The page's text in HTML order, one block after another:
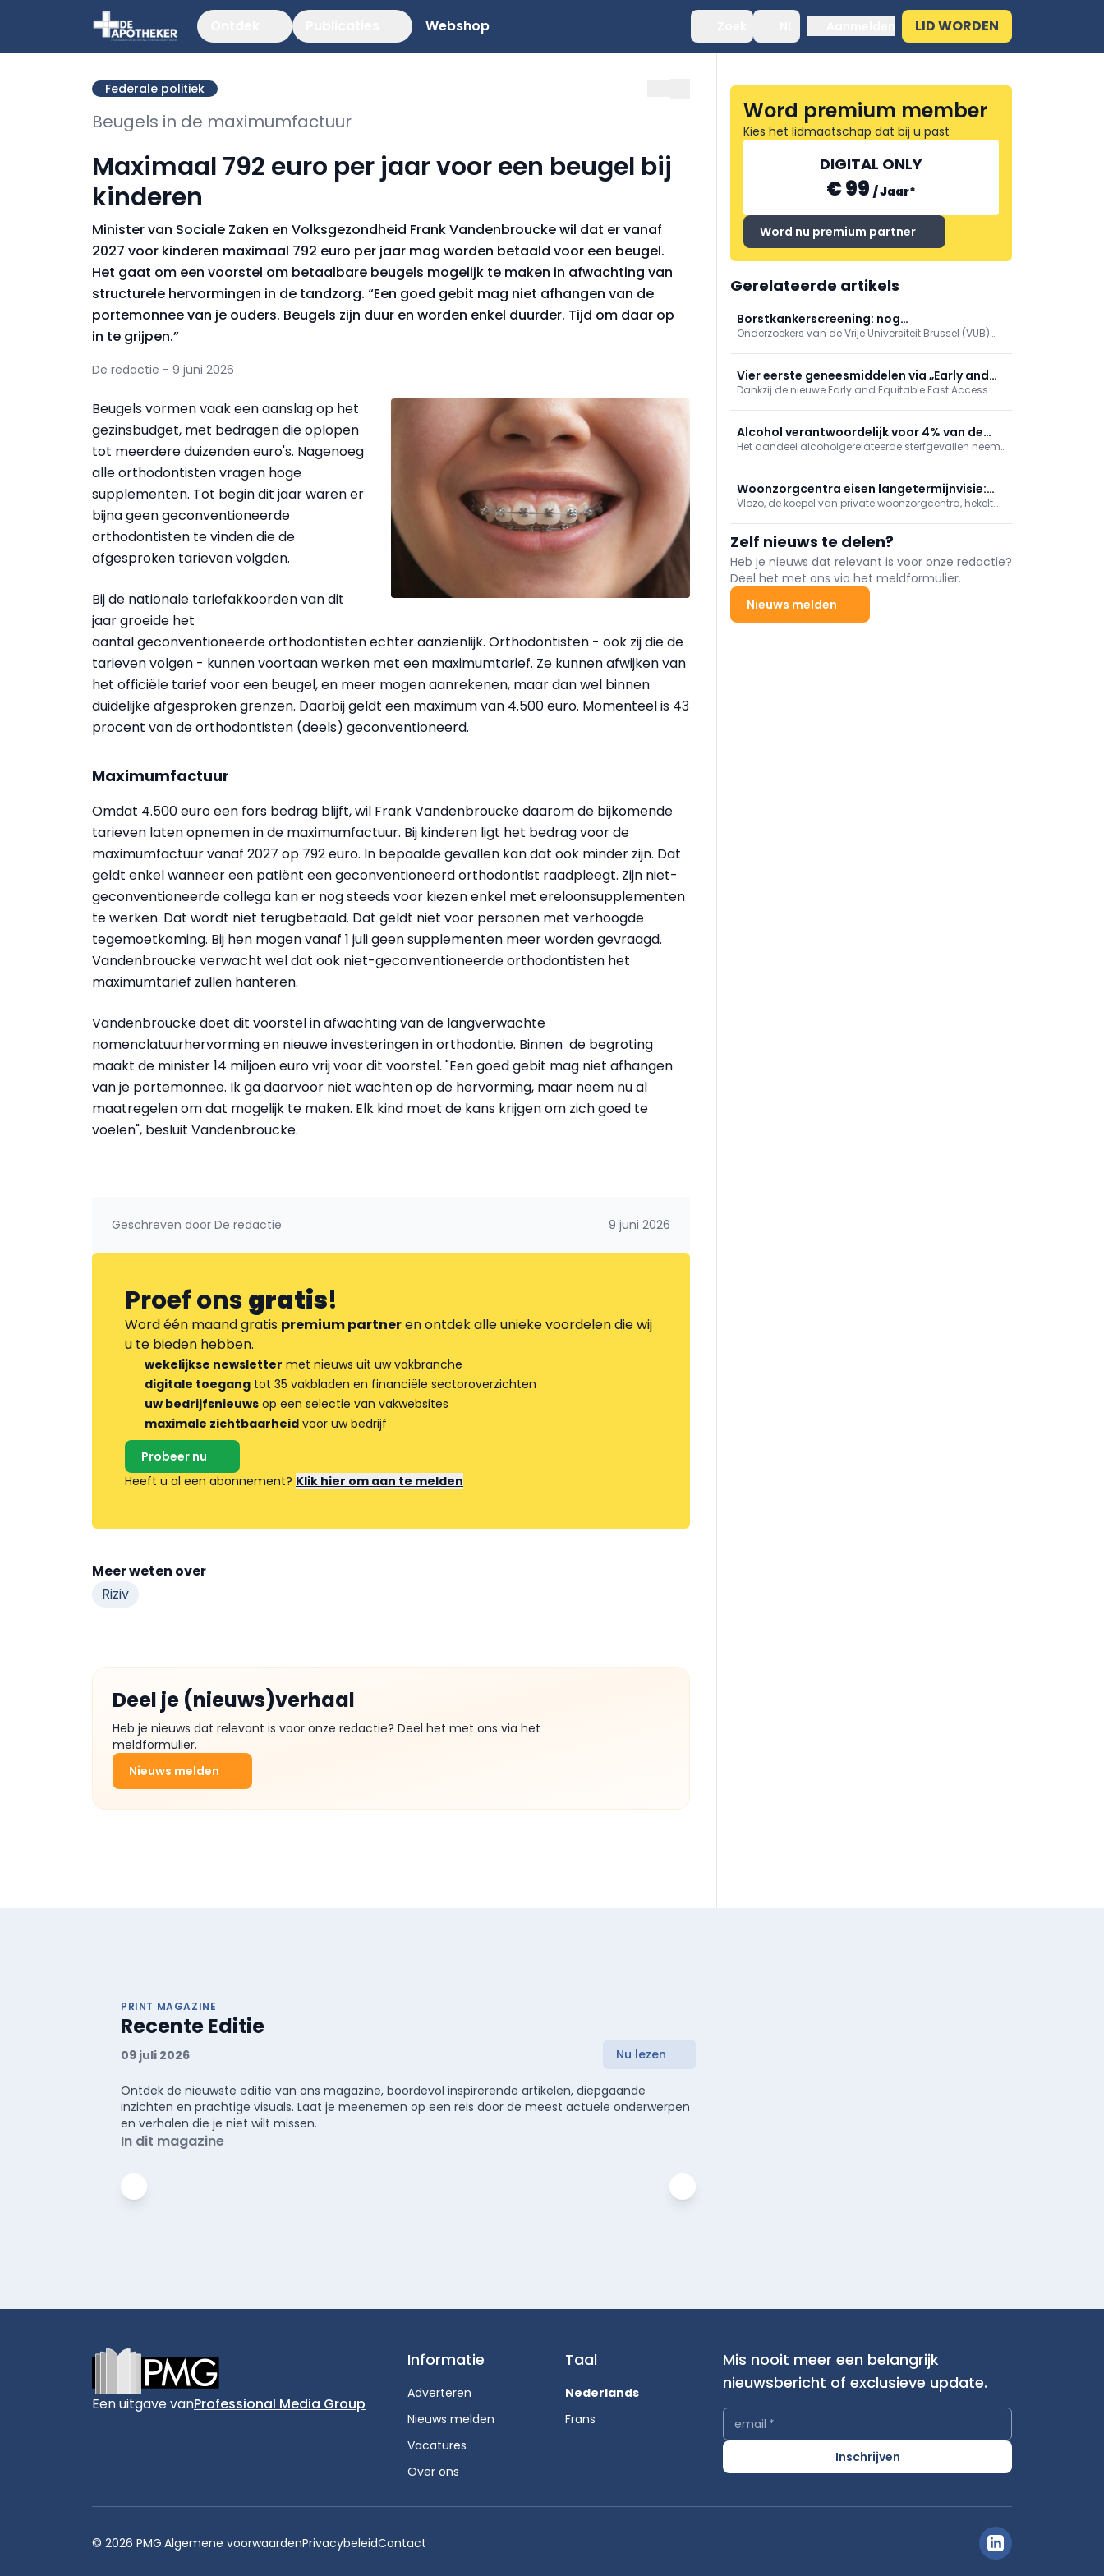
Webshop LID WORDEN
Federale politiek
Beugels in de maximumfactuur
Maximaal 792 euro per jaar voor een beugel bij
kinderen
Minister van Sociale Zaken en Volksgezondheid Frank Vandenbroucke wil dat er vanaf
2027 voor kinderen maximaal 792 euro per jaar mag worden betaald voor een beugel.
Het gaat om een voorstel om betaalbare beugels mogelijk te maken in afwachting van
structurele hervormingen in de tandzorg. “Een goed gebit mag niet afhangen van de
portemonnee van je ouders. Beugels zijn duur en worden enkel duurder. Tijd om daar op
in te grijpen.”
De redactie - 9 juni 2026
Beugels vormen vaak een aanslag op het
gezinsbudget, met bedragen die oplopen
tot meerdere duizenden euro's. Nagenoeg
alle orthodontisten vragen hoge
supplementen. Tot begin dit jaar waren er
bijna geen geconventioneerde
orthodontisten te vinden die de
afgesproken tarieven volgden.
Bij de nationale tariefakkoorden van dit
jaar groeide het
aantal geconventioneerde orthodontisten echter aanzienlijk. Orthodontisten - ook zij die de
tarieven volgen - kunnen voortaan werken met een maximumtarief. Ze kunnen afwijken van
het officiële tarief voor een beugel, en meer mogen aanrekenen, maar dan wel binnen
duidelijke afgesproken grenzen. Daarbij geldt een maximum van 4.500 euro. Momenteel is 43
procent van de orthodontisten (deels) geconventioneerd.
Maximumfactuur
Omdat 4.500 euro een fors bedrag blijft, wil Frank Vandenbroucke daarom de bijkomende
tarieven laten opnemen in de maximumfactuur. Bij kinderen ligt het bedrag voor de
maximumfactuur vanaf 2027 op 792 euro. In bepaalde gevallen kan dat ook minder zijn. Dat
geldt enkel wanneer een patiënt een geconventioneerd orthodontist raadpleegt. Zijn niet-
geconventioneerde collega kan er nog steeds voor kiezen enkel met ereloonsupplementen
te werken. Dat wordt niet terugbetaald. Dat geldt niet voor personen met verhoogde
tegemoetkoming. Bij hen mogen vanaf 1 juli geen supplementen meer worden gevraagd.
Vandenbroucke verwacht wel dat ook niet-geconventioneerde orthodontisten het
maximumtarief zullen hanteren.
Vandenbroucke doet dit voorstel in afwachting van de langverwachte
nomenclatuurhervorming en nieuwe investeringen in orthodontie. Binnen de begroting
maakt de minister 14 miljoen euro vrij voor dit voorstel. "Een goed gebit mag niet afhangen
van je portemonnee. Ik ga daarvoor niet wachten op de hervorming, maar neem nu al
maatregelen om dat mogelijk te maken. Elk kind moet de kans krijgen om zich goed te
voelen", besluit Vandenbroucke.
Geschreven door De redactie 9 juni 2026
Proef onsgratis!
Word één maand gratis premium partneren ontdek alle unieke voordelen die wij
u te bieden hebben.
wekelijkse newsletter met nieuws uit uw vakbranche
digitale toegang tot 35 vakbladen en financiële sectoroverzichten
uw bedrijfsnieuws op een selectie van vakwebsites
maximale zichtbaarheid voor uw bedrijf
Probeer nu
Heeft u al een abonnement? Klik hier om aan te melden
Meer weten over
Riziv
Deel je (nieuws)verhaal
Heb je nieuws dat relevant is voor onze redactie? Deel het met ons via het
meldformulier.
Nieuws melden
Word premium member
Kies het lidmaatschap dat bij u past
DIGITAL ONLY
€ 99 /Jaar*
Word nu premium partner
Gerelateerde artikels
Borstkankerscreening: nog
betrouwbaardere simulatiemodellen
Onderzoekers van de Vrije Universiteit Brussel (VUB)
grondslag liggen aan programma’s voor
borstkankerscreening.
Vier eerste geneesmiddelen via „Early and
Equitable Access“
Dankzij de nieuwe Early and Equitable Fast Access
vier geneesmiddelen vallen onder de oncologie,
maar één ervan is bestemd voor de nefrologie.
Alcohol verantwoordelijk voor 4% van de
sterfgevallen in België
Het aandeel alcoholgerelateerde sterfgevallen neemt
cijfers van Sciensano.
Woonzorgcentra eisen langetermijnvisie:
"Airco alleen bereidt ons niet voor op
toekomst"
Vlozo, de koepel van private woonzorgcentra, hekelt
met de Franstalige tegenhanger Femarbel voor een
modernisering van de erkennings- en
investeringskaders.
Zelf nieuws te delen?
Heb je nieuws dat relevant is voor onze redactie?
Deel het met ons via het meldformulier.
Nieuws melden
PRINT MAGAZINE
Recente Editie
09 juli 2026 Nu lezen
Ontdek de nieuwste editie van ons magazine, boordevol inspirerende artikelen, diepgaande
inzichten en prachtige visuals. Laat je meenemen op een reis door de meest actuele onderwerpen
en verhalen die je niet wilt missen.
In dit magazine
Een uitgave vanProfessional Media Group
Informatie
Adverteren
Nieuws melden
Vacatures
Over ons
Taal
Nederlands
Frans
Mis nooit meer een belangrijk
nieuwsbericht of exclusieve update.
email *
Inschrijven
© 2026 PMG.Algemene voorwaardenPrivacybeleidContact